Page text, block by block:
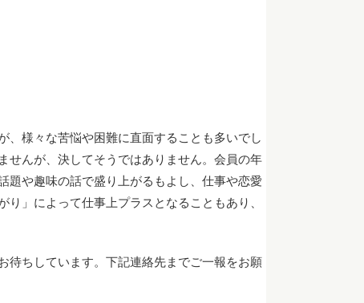
、様々な苦悩や困難に直面することも多いでし
せんが、決してそうではありません。会員の年
題や趣味の話で盛り上がるもよし、仕事や恋愛
」によって仕事上プラスとなることもあり、
待ちしています。下記連絡先までご一報をお願